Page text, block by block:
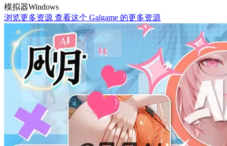
模拟器Windows
浏览更多资源 查看这个 Galgame 的更多资源